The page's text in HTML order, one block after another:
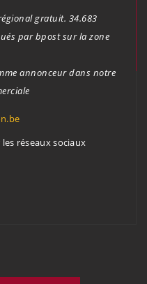
gratuit. 34.683
par bpost sur la zone
annonceur dans notre
réseaux sociaux